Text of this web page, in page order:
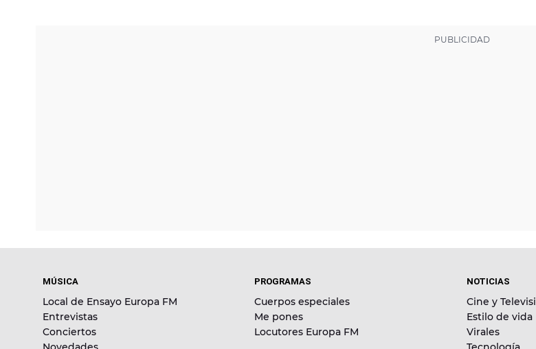
MÚSICA
Local de Ensayo Europa FM
Entrevistas
Conciertos
PROGRAMAS
Cuerpos especiales
Me pones
Locutores Europa FM
NOTICIAS
Cine y
Estilo de vida
Virales